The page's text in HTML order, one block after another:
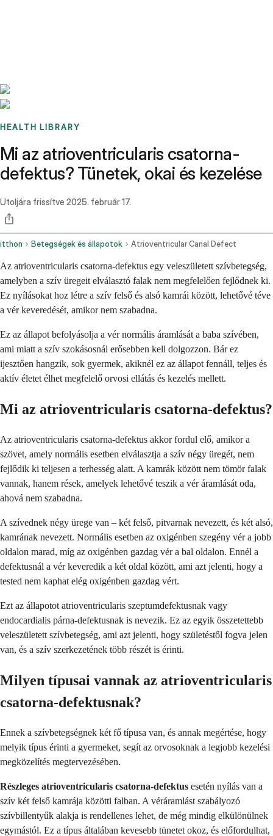
HEALTH LIBRARY
Mi az atrioventricularis csatorna-
defektus? Tünetek, okai és kezelése
Utoljára frissítve 2025. február 17.
itthon Betegségek és állapotok Atrioventricular Canal Defect
Az atrioventricularis csatorna-defektus egy veleszületett szívbetegség,
amelyben a szív üregeit elválasztó falak nem megfelelően fejlődnek ki.
Ez nyílásokat hoz létre a szív felső és alsó kamrái között, lehetővé téve
a vér keveredését, amikor nem szabadna.
Ez az állapot befolyásolja a vér normális áramlását a baba szívében,
ami miatt a szív szokásosnál erősebben kell dolgozzon. Bár ez
ijesztően hangzik, sok gyermek, akiknél ez az állapot fennáll, teljes és
aktív életet élhet megfelelő orvosi ellátás és kezelés mellett.
Mi az atrioventricularis csatorna-defektus?
Az atrioventricularis csatorna-defektus akkor fordul elő, amikor a
szövet, amely normális esetben elválasztja a szív négy üregét, nem
fejlődik ki teljesen a terhesség alatt. A kamrák között nem tömör falak
vannak, hanem rések, amelyek lehetővé teszik a vér áramlását oda,
ahová nem szabadna.
A szívednek négy ürege van – két felső, pitvarnak nevezett, és két alsó,
kamrának nevezett. Normális esetben az oxigénben szegény vér a jobb
oldalon marad, míg az oxigénben gazdag vér a bal oldalon. Ennél a
defektusnál a vér keveredik a két oldal között, ami azt jelenti, hogy a
tested nem kaphat elég oxigénben gazdag vért.
Ezt az állapotot atrioventricularis szeptumdefektusnak vagy
endocardialis párna-defektusnak is nevezik. Ez az egyik összetettebb
veleszületett szívbetegség, ami azt jelenti, hogy születéstől fogva jelen
van, és a szív szerkezetének több részét is érinti.
Milyen típusai vannak az atrioventricularis
csatorna-defektusnak?
Ennek a szívbetegségnek két fő típusa van, és annak megértése, hogy
melyik típus érinti a gyermeket, segít az orvosoknak a legjobb kezelési
megközelítés megtervezésében.
Részleges atrioventricularis csatorna-defektus esetén nyílás van a
szív két felső kamrája közötti falban. A véráramlást szabályozó
szívbillentyűk alakja is rendellenes lehet, de még mindig elkülönülnek
egymástól. Ez a típus általában kevesebb tünetet okoz, és előfordulhat,